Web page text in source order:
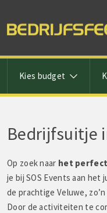
Kies budget
Bedrijfsuitje
Op zoek naar het
je bij SOS Events aan het
de prachtige Veluwe,
Door de activiteiten te